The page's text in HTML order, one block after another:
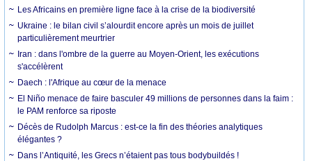
Les Africains en première ligne face à la crise de la biodiversité
Ukraine : le bilan civil s’alourdit encore après un mois de juillet
particulièrement meurtrier
Iran : dans l'ombre de la guerre au Moyen-Orient, les exécutions
s'accélèrent
Daech : l'Afrique au cœur de la menace
El Niño menace de faire basculer 49 millions de personnes dans la faim :
le PAM renforce sa riposte
Décès de Rudolph Marcus : est-ce la fin des théories analytiques
élégantes ?
Dans l’Antiquité, les Grecs n’étaient pas tous bodybuildés !